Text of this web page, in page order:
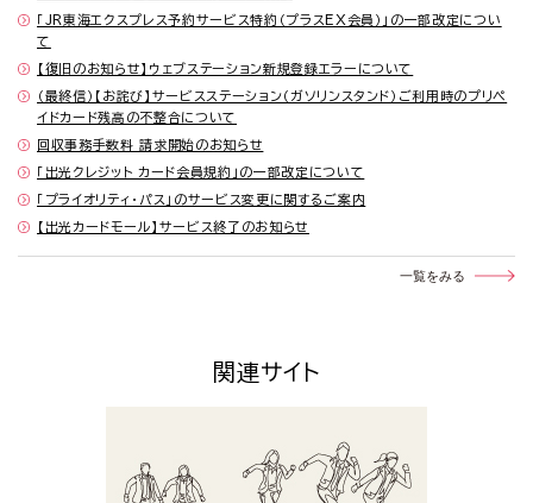
「JR東海エクスプレス予約サービス特約（プラスEX会員）」の一部改定につい
て
【復旧のお知らせ】ウェブステーション新規登録エラーについて
（最終信）【お詫び】サービスステーション（ガソリンスタンド）ご利用時のプリペ
イドカード残高の不整合について
回収事務手数料 請求開始のお知らせ
「出光クレジット カード会員規約」の一部改定について
「プライオリティ・パス」のサービス変更に関するご案内
【出光カードモール】サービス終了のお知らせ
一覧をみる
関連サイト